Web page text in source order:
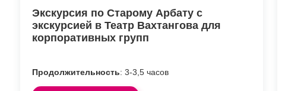
Экскурсия по Старому Арбату с
экскурсией в Театр Вахтангова для
корпоративных групп
Продолжительность: 3-3,5 часов